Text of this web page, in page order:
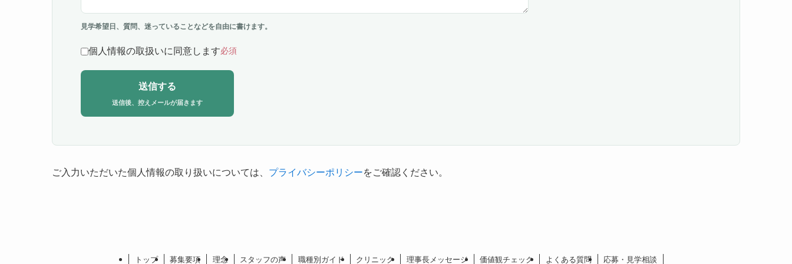
見学希望日、質問、迷っていることなどを自由に書けます。
個人情報の取扱いに同意します必須
送信する
ご入力いただいた個人情報の取り扱いについては、 プライバシーポリシーをご確認ください。
トップ 募集要項 理念 スタッフの声 職種別ガイド クリニック 理事長メッセージ 価値観チェック よくある質問 応募・見学相談